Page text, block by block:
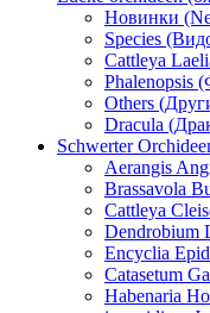
Новинки
Species
Cattleya
Phalenopsis
Others
Dracula
Schwerter
Aerangis
Brassavola
Cattleya
Dendrobium
Encyclia
Catasetum
Habenaria